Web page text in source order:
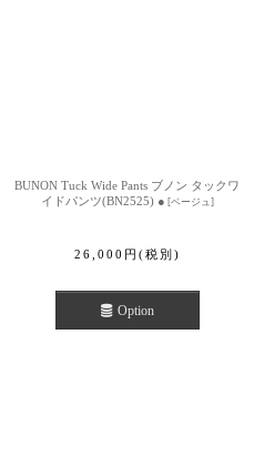
BUNON Tuck Wide Pants ブノン タックワ
イドパンツ(BN2525) ● [ベージュ]
26,000 円 (税別)
Option